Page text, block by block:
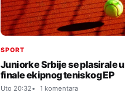
SPORT
Juniorke Srbije se plasirale u
finale ekipnog teniskog EP
Uto 20:32 1 komentara